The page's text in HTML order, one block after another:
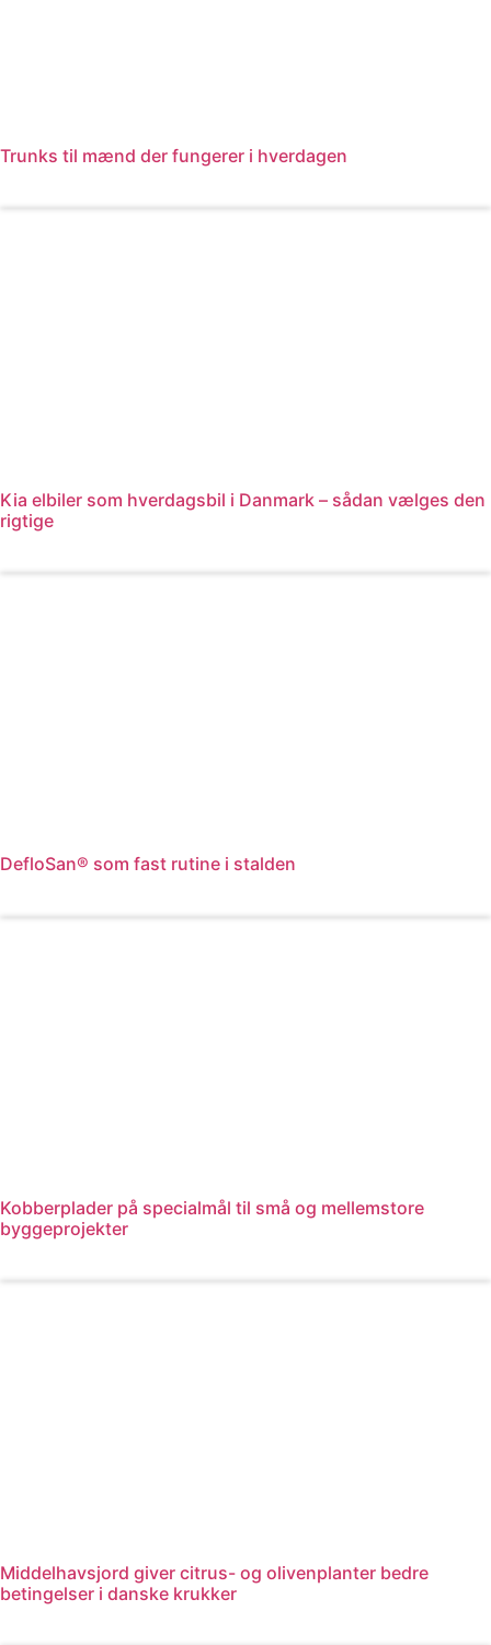
Trunks til mænd der fungerer i hverdagen
Kia elbiler som hverdagsbil i Danmark – sådan vælges den
rigtige
DefloSan® som fast rutine i stalden
Kobberplader på specialmål til små og mellemstore
byggeprojekter
Middelhavsjord giver citrus- og olivenplanter bedre
betingelser i danske krukker